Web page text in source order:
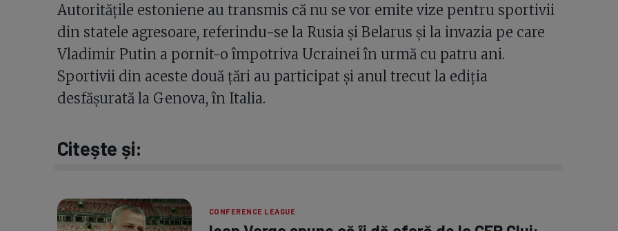
Autoritățile estoniene au transmis că nu se vor emite vize pentru sportivii
din statele agresoare, referindu-se la Rusia și Belarus și la invazia pe care
Vladimir Putin a pornit-o împotriva Ucrainei în urmă cu patru ani.
Sportivii din aceste două țări au participat și anul trecut la ediția
desfășurată la Genova, în Italia.
Citește și:
CONFERENCE LEAGUE